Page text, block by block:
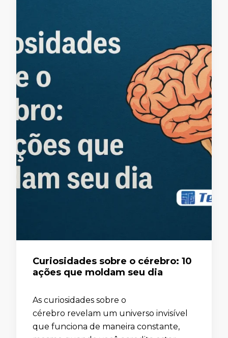
Curiosidades sobre o cérebro: 10
ações que moldam seu dia
As curiosidades sobre o
cérebro revelam um universo invisível
que funciona de maneira constante,